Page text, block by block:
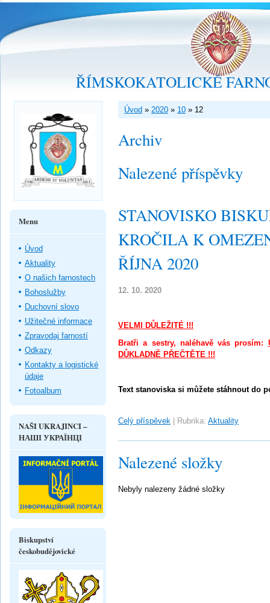
ŘÍMSKOKATOLICKÉ
Úvod » 2020 » 10 » 12
Archiv
Nalezené příspěvky
STANOVISKO
KROČILA K
ŘÍJNA 2020
12. 10. 2020
VELMI DŮLEŽITÉ !!!
Bratři a sestry, naléhavě vás prosím:
DŮKLADNĚ PŘEČTĚTE !!!
Text stanoviska si můžete stáhnout do
Celý příspěvek Rubrika: Aktuality
Nalezené složky
Nebyly nalezeny žádné složky
Menu
Úvod
Aktuality
O našich farnostech
Bohoslužby
Duchovní slovo
Užitečné informace
Zpravodaj farností
Odkazy
Kontakty a logistické
údaje
Fotoalbum
NAŠI UKRAJINCI –
НАШІ УКРАЇНЦІ
Biskupství
českobudějovické